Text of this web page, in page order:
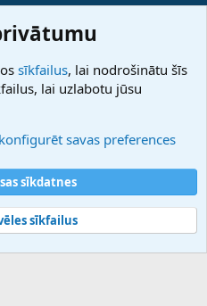
2025 XenForo Ltd.
sīkfailus, lai nodrošinātu šīs
lai uzlabotu jūsu
savas preferences
sīkdatnes
sīkfailus